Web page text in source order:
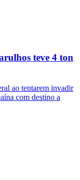
teve 4 ton
ao tentarem invadir
com destino a